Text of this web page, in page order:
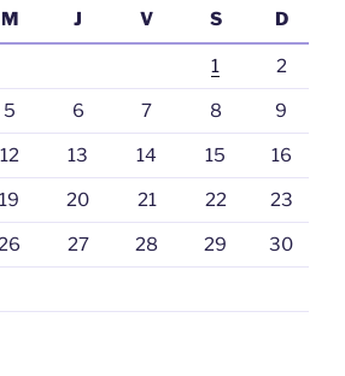
M J V S D
1 2
5 6 7 8 9
12 13 14 15 16
19 20 21 22 23
27 28 29 30